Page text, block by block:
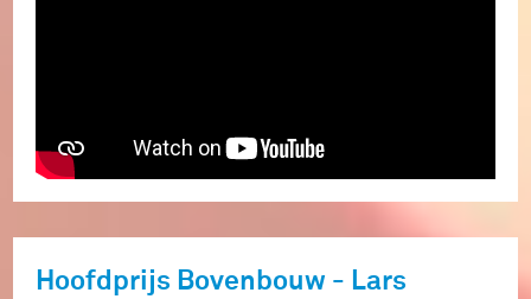
Hoofdprijs Bovenbouw - Lars